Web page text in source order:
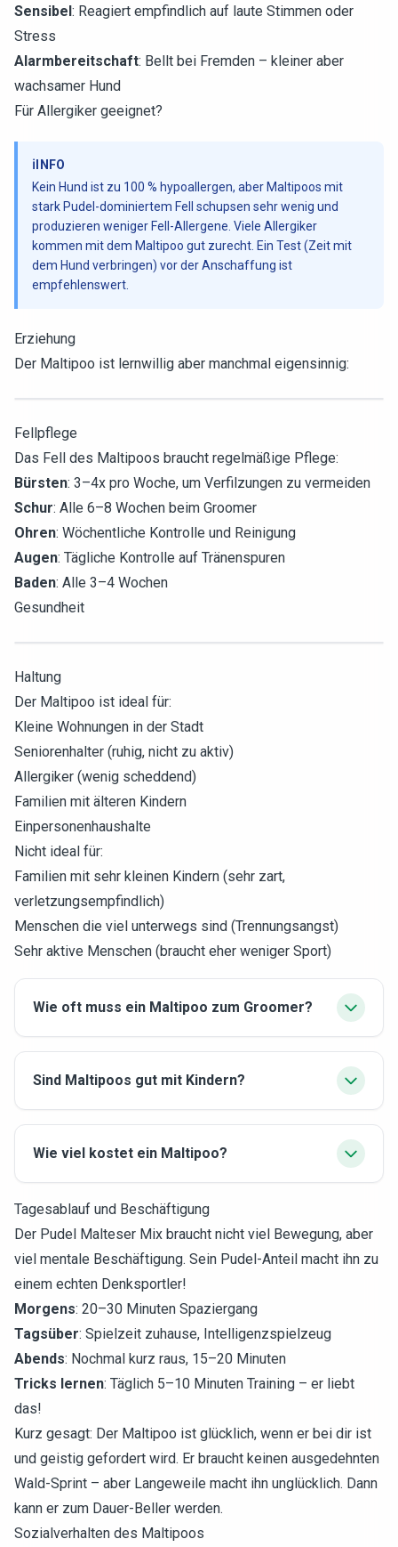
Sensibel: Reagiert empfindlich auf laute Stimmen oder
Stress
Alarmbereitschaft: Bellt bei Fremden – kleiner aber
wachsamer Hund
Für Allergiker geeignet?
ℹ️ INFO
Kein Hund ist zu 100 % hypoallergen, aber Maltipoos mit
stark Pudel-dominiertem Fell schupsen sehr wenig und
produzieren weniger Fell-Allergene. Viele Allergiker
kommen mit dem Maltipoo gut zurecht. Ein Test (Zeit mit
dem Hund verbringen) vor der Anschaffung ist
empfehlenswert.
Erziehung
Der Maltipoo ist lernwillig aber manchmal eigensinnig:
Fellpflege
Das Fell des Maltipoos braucht regelmäßige Pflege:
Bürsten: 3–4x pro Woche, um Verfilzungen zu vermeiden
Schur: Alle 6–8 Wochen beim Groomer
Ohren: Wöchentliche Kontrolle und Reinigung
Augen: Tägliche Kontrolle auf Tränenspuren
Baden: Alle 3–4 Wochen
Gesundheit
Haltung
Der Maltipoo ist ideal für:
Kleine Wohnungen in der Stadt
Seniorenhalter (ruhig, nicht zu aktiv)
Allergiker (wenig scheddend)
Familien mit älteren Kindern
Einpersonenhaushalte
Nicht ideal für:
Familien mit sehr kleinen Kindern (sehr zart,
verletzungsempfindlich)
Menschen die viel unterwegs sind (Trennungsangst)
Sehr aktive Menschen (braucht eher weniger Sport)
Wie oft muss ein Maltipoo zum Groomer?
Sind Maltipoos gut mit Kindern?
Wie viel kostet ein Maltipoo?
Tagesablauf und Beschäftigung
Der Pudel Malteser Mix braucht nicht viel Bewegung, aber
viel mentale Beschäftigung. Sein Pudel-Anteil macht ihn zu
einem echten Denksportler!
Morgens: 20–30 Minuten Spaziergang
Tagsüber: Spielzeit zuhause, Intelligenzspielzeug
Abends: Nochmal kurz raus, 15–20 Minuten
Tricks lernen: Täglich 5–10 Minuten Training – er liebt
das!
Kurz gesagt: Der Maltipoo ist glücklich, wenn er bei dir ist
und geistig gefordert wird. Er braucht keinen ausgedehnten
Wald-Sprint – aber Langeweile macht ihn unglücklich. Dann
kann er zum Dauer-Beller werden.
Sozialverhalten des Maltipoos